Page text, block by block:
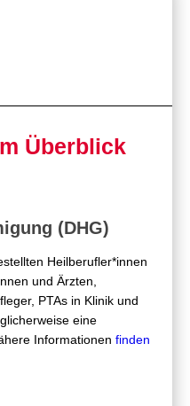
Überblick
(DHG)
Heilberufler*innen
und Ärzten,
PTAs in Klinik und
eine
Informationen finden